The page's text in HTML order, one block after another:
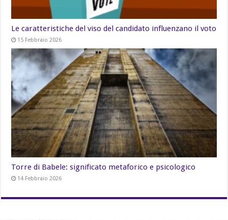
Le caratteristiche del viso del candidato influenzano il voto
15 Febbraio 2026
Torre di Babele: significato metaforico e psicologico
14 Febbraio 2026